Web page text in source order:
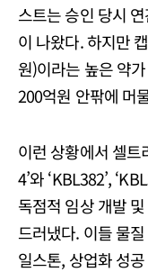
스트는 승인 당시
이 나왔다. 하지만
원)이라는 높은 약
200억원 안팎에 머
이런 상황에서 셀트
4’와 ‘KBL382’,
독점적 임상 개발
드러냈다. 이들 물
일스톤, 상업화 성